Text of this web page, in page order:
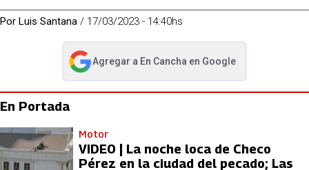
Por Luis Santana / 17/03/2023 - 14:40hs
Agregar a En Cancha en Google
abre en nueva pestaña
En Portada
Motor
VIDEO | La noche loca de Checo
Pérez en la ciudad del pecado; Las